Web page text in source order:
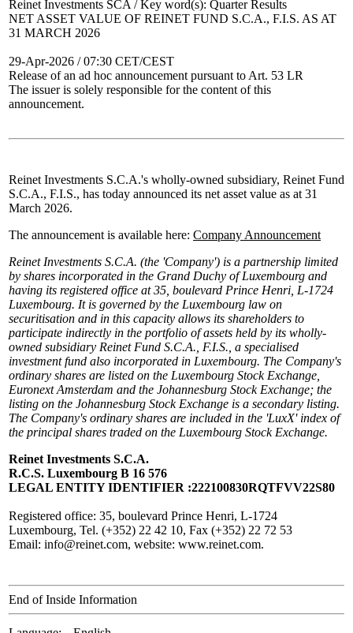
Reinet Investments SCA / Key word(s): Quarter Results
NET ASSET VALUE OF REINET FUND S.C.A., F.I.S. AS AT
31 MARCH 2026
29-Apr-2026 / 07:30 CET/CEST
Release of an ad hoc announcement pursuant to Art. 53 LR
The issuer is solely responsible for the content of this
announcement.
Reinet Investments S.C.A.'s wholly-owned subsidiary, Reinet Fund
S.C.A., F.I.S., has today announced its net asset value as at 31
March 2026.
The announcement is available here: Company Announcement
Reinet Investments S.C.A. (the 'Company') is a partnership limited
by shares incorporated in the Grand Duchy of Luxembourg and
having its registered office at 35, boulevard Prince Henri, L-1724
Luxembourg. It is governed by the Luxembourg law on
securitisation and in this capacity allows its shareholders to
participate indirectly in the portfolio of assets held by its wholly-
owned subsidiary Reinet Fund S.C.A., F.I.S., a specialised
investment fund also incorporated in Luxembourg. The Company's
ordinary shares are listed on the Luxembourg Stock Exchange,
Euronext Amsterdam and the Johannesburg Stock Exchange; the
listing on the Johannesburg Stock Exchange is a secondary listing.
The Company's ordinary shares are included in the 'LuxX' index of
the principal shares traded on the Luxembourg Stock Exchange.
Reinet Investments S.C.A.
R.C.S. Luxembourg B 16 576
LEGAL ENTITY IDENTIFIER :222100830RQTFVV22S80
Registered office: 35, boulevard Prince Henri, L-1724
Luxembourg, Tel. (+352) 22 42 10, Fax (+352) 22 72 53
Email: info@reinet.com, website: www.reinet.com.
End of Inside Information